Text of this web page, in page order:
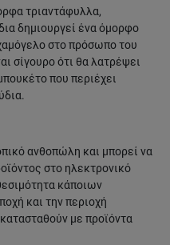
τριαντάφυλλα,
δημιουργεί ένα όμορφο
στο πρόσωπο του
σίγουρο ότι θα λατρέψει
που περιέχει
ανθοπώλη και μπορεί να
στο ηλεκτρονικό
κάποιων
και την περιοχή
με προϊόντα